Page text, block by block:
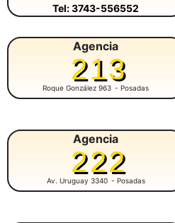
Tel: 3743-556552
Agencia
213
Roque González 963 - Posadas
Agencia
222
Av. Uruguay 3340 - Posadas